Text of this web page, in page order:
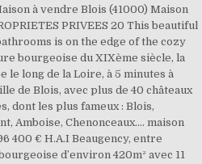
à vendre Blois (41000) Maison
PRIVEES 20 This beautiful
is on the edge of the cozy
bourgeoise du XIXème siècle, la
le long de la Loire, à 5 minutes à
de Blois, avec plus de 40 châteaux
dont les plus fameux : Blois,
Amboise, Chenonceaux…. maison
400 € H.A.I Beaugency, entre
d’environ 420m² avec 11